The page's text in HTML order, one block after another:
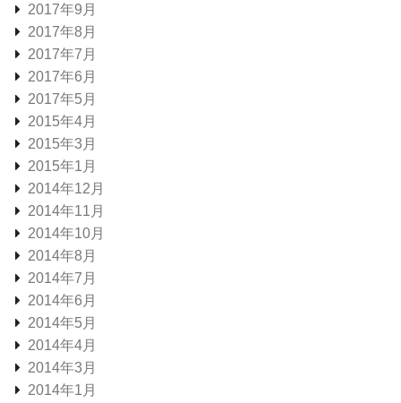
2017年9月
2017年8月
2017年7月
2017年6月
2017年5月
2015年4月
2015年3月
2015年1月
2014年12月
2014年11月
2014年10月
2014年8月
2014年7月
2014年6月
2014年5月
2014年4月
2014年3月
2014年1月